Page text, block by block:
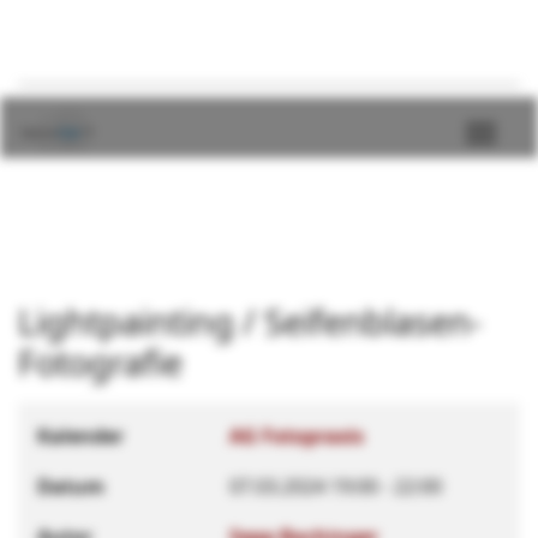
Lightpainting / Seifenblasen-
Fotografie
Kalender
AG Fotopraxis
Datum
07.03.2024 19:00
22:00